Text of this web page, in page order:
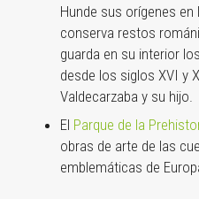
Hunde sus orígenes en
conserva restos
guarda en su interior
desde los siglos XVI y
Valdecarzaba y su hijo.
El Parque de la
obras de arte de las
emblemáticas de